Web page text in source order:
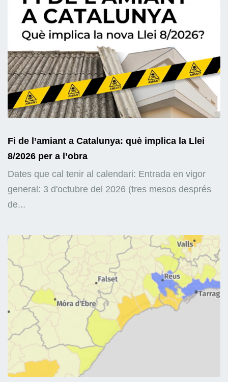
Fi de l’amiant a Catalunya: què implica la Llei
8/2026 per a l’obra
Dates que cal tenir al calendari: Entrada en vigor
general: 3 d'octubre del 2026 (tres mesos després
de...